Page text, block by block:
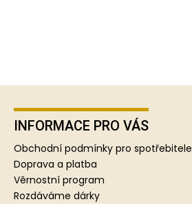
INFORMACE PRO VÁS
Obchodní podmínky pro spotřebitele
Doprava a platba
Věrnostní program
Rozdáváme dárky